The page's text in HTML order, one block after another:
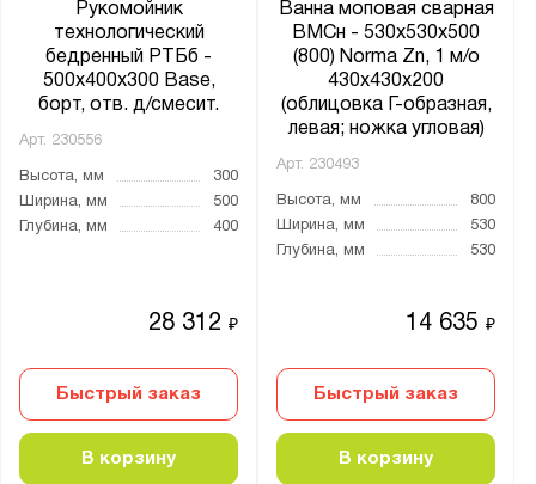
Рукомойник
технологический
бедренный РТБб -
500x400x300 Base,
борт, отв. д/смесит.
Арт. 230556
Высота, мм
300
Ширина, мм
500
Глубина, мм
400
28 312₽
Быстрый заказ
В корзину
Ванна моповая сварная
ВМСн - 530x530x500
(800) Norma Zn, 1 м/о
430x430x200
(облицовка Г-образная,
левая; ножка угловая)
Арт. 230493
Высота, мм
800
Ширина, мм
530
Глубина, мм
530
14 635₽
Быстрый заказ
В корзину
Производитель:
Мекон
PROFI
Показать